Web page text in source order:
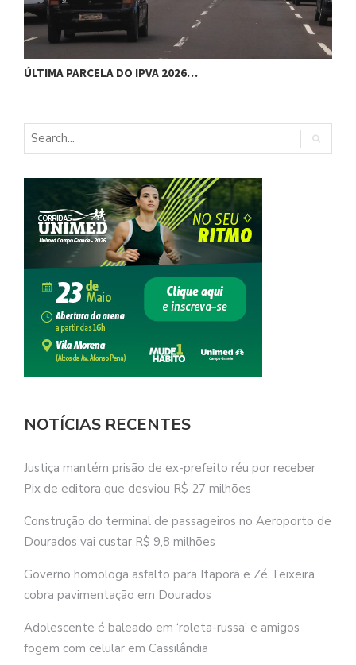
ÚLTIMA PARCELA DO IPVA 2026…
NOTÍCIAS RECENTES
Justiça mantém prisão de ex-prefeito réu por receber
Pix de editora que desviou R$ 27 milhões
Construção do terminal de passageiros no Aeroporto de
Dourados vai custar R$ 9,8 milhões
Governo homologa asfalto para Itaporã e Zé Teixeira
cobra pavimentação em Dourados
Adolescente é baleado em ‘roleta-russa’ e amigos
fogem com celular em Cassilândia